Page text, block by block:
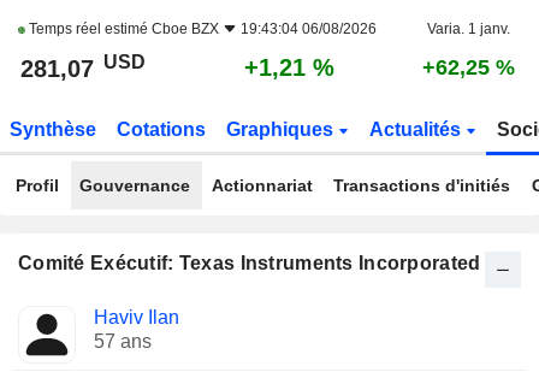
Temps réel estimé Cboe BZX 19:43:04 06/08/2026 Varia. 1 janv.
281,07 USD +1,21 % +62,25 %
Synthèse Cotations Graphiques Actualités
Profil Gouvernance Actionnariat Transactions d'initiés
Comité Exécutif: Texas Instruments Incorporated
Dirigeant
Fonctions
occupées
Haviv Ilan
57 ans